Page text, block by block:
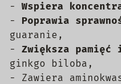
- Wspiera
- Poprawia
guaranie,
- Zwiększa
ginkgo biloba,
- Zawiera